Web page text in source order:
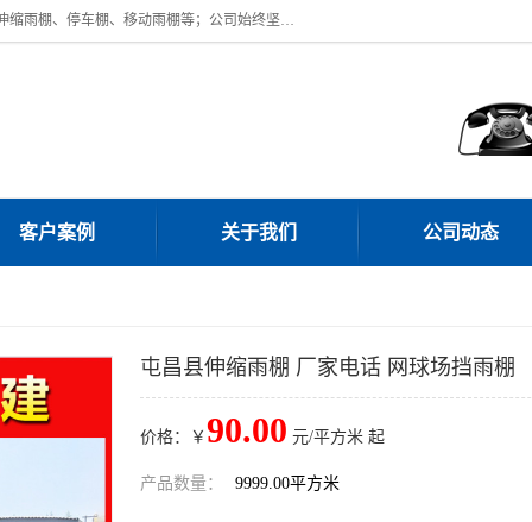
广东鼎新钢结构工程有限公司是一家制作大型电动雨棚厂家;主营：电动推拉雨棚、厂房过道雨棚、电动伸缩雨棚、停车棚、移动雨棚等；公司始终坚持结构创新,品质优越,美观形象,且售后服务好。公司充分吸纳当今休闲用品的前端技术和风格,为您带来质价相宜,时尚典雅的各种户外用品,
客户案例 关于我们 公司动态
屯昌县伸缩雨棚 厂家电话 网球场挡雨棚
价格：￥ 90.00 元/平方米 起
产品数量： 9999.00平方米